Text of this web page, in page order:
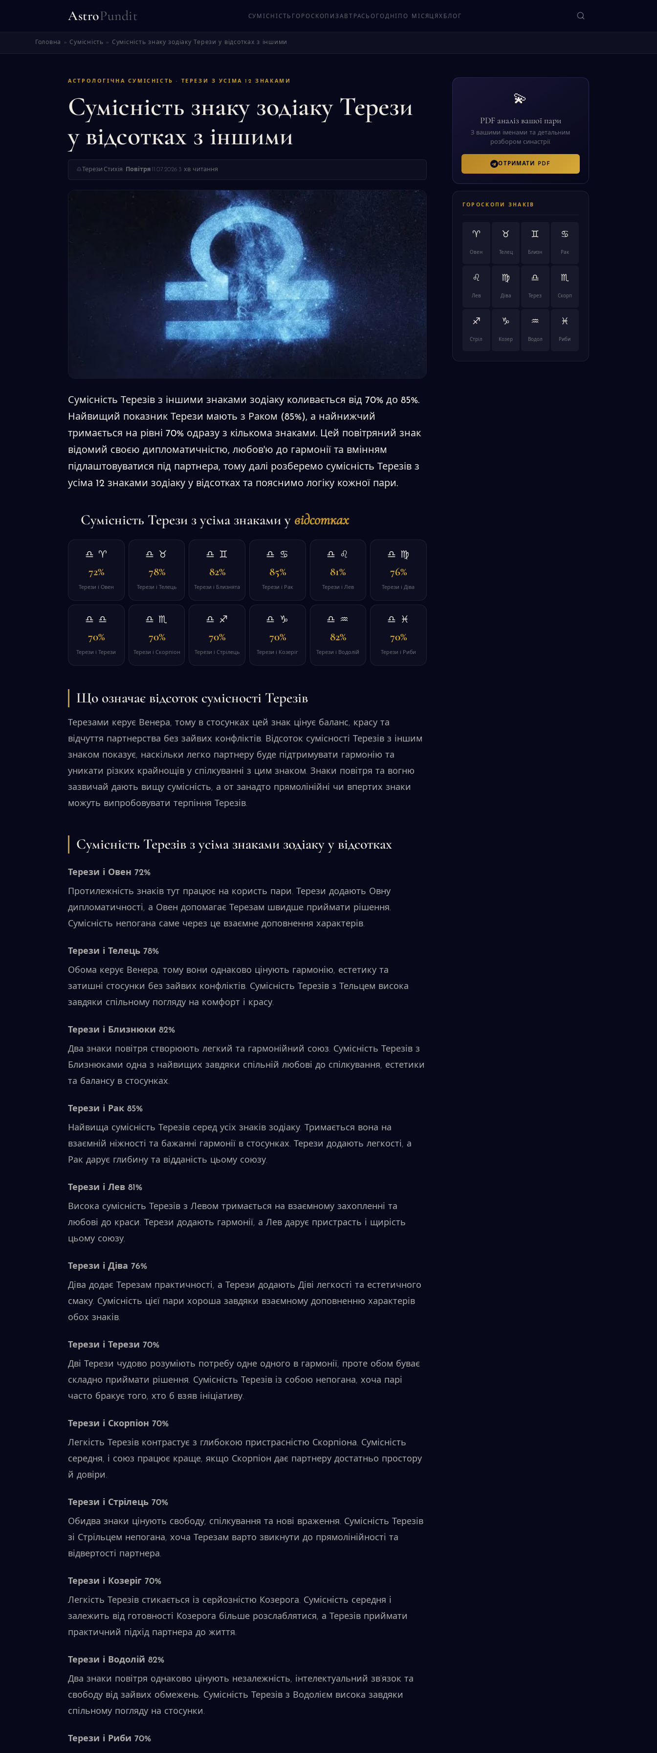
AstroPundit СУМІСНІСТЬ ГОРОСКОПИЗАВТРАСЬОГОДНІ ПО МІСЯЦЯХ БЛОГ
Головна » Сумісність » Сумісність знаку зодіаку Терези у відсотках з іншими
АСТРОЛОГІЧНА СУМІСНІСТЬ · ТЕРЕЗИ З УСІМА 12 ЗНАКАМИ
Сумісність знаку зодіаку Терези
у відсотках з іншими
♎ Терези Стихія: Повітря 11.07.2026 3 хв читання
Сумісність Терезів з іншими знаками зодіаку коливається від 70% до 85%.
Найвищий показник Терези мають з Раком (85%), а найнижчий
тримається на рівні 70% одразу з кількома знаками. Цей повітряний знак
відомий своєю дипломатичністю, любов'ю до гармонії та вмінням
підлаштовуватися під партнера, тому далі розберемо сумісність Терезів з
усіма 12 знаками зодіаку у відсотках та пояснимо логіку кожної пари.
Сумісність Терези з усіма знаками у відсотках
♎ ♈
72%
Терези і Овен
♎ ♉
78%
Терези і Телець
♎ ♊
82%
Терези і Близнята
♎ ♋
85%
Терези і Рак
♎ ♌
81%
Терези і Лев
♎ ♍
76%
Терези і Діва
♎ ♎
70%
Терези і Терези
♎ ♏
70%
Терези і Скорпіон
♎ ♐
70%
Терези і Стрілець
♎ ♑
70%
Терези і Козеріг
♎ ♒
82%
Терези і Водолій
♎ ♓
70%
Терези і Риби
Що означає відсоток сумісності Терезів
Терезами керує Венера, тому в стосунках цей знак цінує баланс, красу та
відчуття партнерства без зайвих конфліктів. Відсоток сумісності Терезів з іншим
знаком показує, наскільки легко партнеру буде підтримувати гармонію та
уникати різких крайнощів у спілкуванні з цим знаком. Знаки повітря та вогню
зазвичай дають вищу сумісність, а от занадто прямолінійні чи впертих знаки
можуть випробовувати терпіння Терезів.
Сумісність Терезів з усіма знаками зодіаку у відсотках
Терези і Овен 72%
Протилежність знаків тут працює на користь пари. Терези додають Овну
дипломатичності, а Овен допомагає Терезам швидше приймати рішення.
Сумісність непогана саме через це взаємне доповнення характерів.
Терези і Телець 78%
Обома керує Венера, тому вони однаково цінують гармонію, естетику та
затишні стосунки без зайвих конфліктів. Сумісність Терезів з Тельцем висока
завдяки спільному погляду на комфорт і красу.
Терези і Близнюки 82%
Два знаки повітря створюють легкий та гармонійний союз. Сумісність Терезів з
Близнюками одна з найвищих завдяки спільній любові до спілкування, естетики
та балансу в стосунках.
Терези і Рак 85%
Найвища сумісність Терезів серед усіх знаків зодіаку. Тримається вона на
взаємній ніжності та бажанні гармонії в стосунках. Терези додають легкості, а
Рак дарує глибину та відданість цьому союзу.
Терези і Лев 81%
Висока сумісність Терезів з Левом тримається на взаємному захопленні та
любові до краси. Терези додають гармонії, а Лев дарує пристрасть і щирість
цьому союзу.
Терези і Діва 76%
Діва додає Терезам практичності, а Терези додають Діві легкості та естетичного
смаку. Сумісність цієї пари хороша завдяки взаємному доповненню характерів
обох знаків.
Терези і Терези 70%
Дві Терези чудово розуміють потребу одне одного в гармонії, проте обом буває
складно приймати рішення. Сумісність Терезів із собою непогана, хоча парі
часто бракує того, хто б взяв ініціативу.
Терези і Скорпіон 70%
Легкість Терезів контрастує з глибокою пристрасністю Скорпіона. Сумісність
середня, і союз працює краще, якщо Скорпіон дає партнеру достатньо простору
й довіри.
Терези і Стрілець 70%
Обидва знаки цінують свободу, спілкування та нові враження. Сумісність Терезів
зі Стрільцем непогана, хоча Терезам варто звикнути до прямолінійності та
відвертості партнера.
Терези і Козеріг 70%
Легкість Терезів стикається із серйозністю Козерога. Сумісність середня і
залежить від готовності Козерога більше розслаблятися, а Терезів приймати
практичний підхід партнера до життя.
Терези і Водолій 82%
Два знаки повітря однаково цінують незалежність, інтелектуальний зв’язок та
свободу від зайвих обмежень. Сумісність Терезів з Водолієм висока завдяки
спільному погляду на стосунки.
Терези і Риби 70%
💫
PDF аналіз вашої пари
З вашими іменами та детальним
розбором синастрії.
ОТРИМАТИ PDF
ГОРОСКОПИ ЗНАКІВ
♈
Овен
♉
Телец
♊
Близн
♋
Рак
♌
Лев
♍
Діва
♎
Терез
♏
Скорп
♐
Стріл
♑
Козер
♒
Водол
♓
Риби